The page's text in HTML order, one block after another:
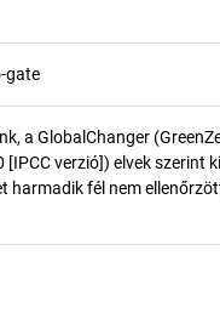
gate
a GlobalChanger
[IPCC verzió]) elvek szerint
harmadik fél nem